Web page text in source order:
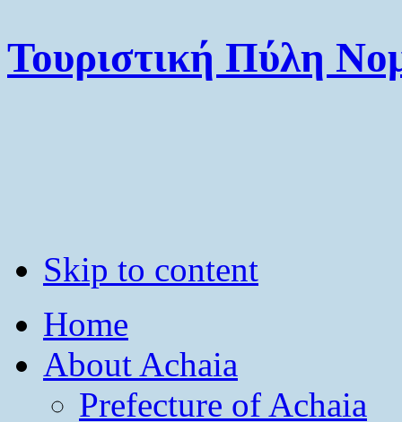
Τουριστική Πύλη
Skip to content
Home
About Achaia
Prefecture of Achaia